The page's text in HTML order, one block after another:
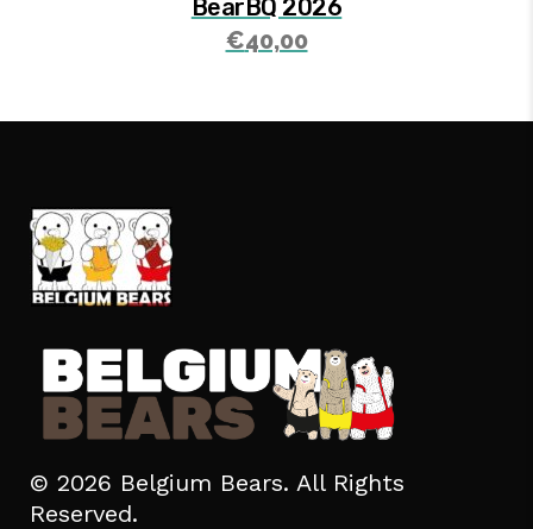
BearBQ 2026
€40,00
© 2026 Belgium Bears. All Rights
Reserved.